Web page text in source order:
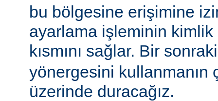
bu bölgesine erişimine
ayarlama işleminin kimlik
kısmını sağlar. Bir
yönergesini kullanmanın
üzerinde duracağız.